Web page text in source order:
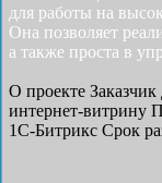
для работы на
Она позволяет
а также проста в
О проекте Заказчик
интернет-витрину
1С-Битрикс Срок